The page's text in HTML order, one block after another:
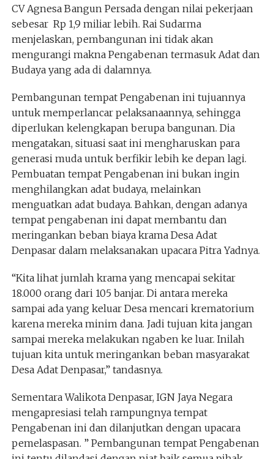
CV Agnesa Bangun Persada dengan nilai pekerjaan
sebesar Rp 1,9 miliar lebih. Rai Sudarma
menjelaskan, pembangunan ini tidak akan
mengurangi makna Pengabenan termasuk Adat dan
Budaya yang ada di dalamnya.
Pembangunan tempat Pengabenan ini tujuannya
untuk memperlancar pelaksanaannya, sehingga
diperlukan kelengkapan berupa bangunan. Dia
mengatakan, situasi saat ini mengharuskan para
generasi muda untuk berfikir lebih ke depan lagi.
Pembuatan tempat Pengabenan ini bukan ingin
menghilangkan adat budaya, melainkan
menguatkan adat budaya. Bahkan, dengan adanya
tempat pengabenan ini dapat membantu dan
meringankan beban biaya krama Desa Adat
Denpasar dalam melaksanakan upacara Pitra Yadnya.
“Kita lihat jumlah krama yang mencapai sekitar
18.000 orang dari 105 banjar. Di antara mereka
sampai ada yang keluar Desa mencari krematorium
karena mereka minim dana. Jadi tujuan kita jangan
sampai mereka melakukan ngaben ke luar. Inilah
tujuan kita untuk meringankan beban masyarakat
Desa Adat Denpasar,” tandasnya.
Sementara Walikota Denpasar, IGN Jaya Negara
mengapresiasi telah rampungnya tempat
Pengabenan ini dan dilanjutkan dengan upacara
pemelaspasan. ” Pembangunan tempat Pengabenan